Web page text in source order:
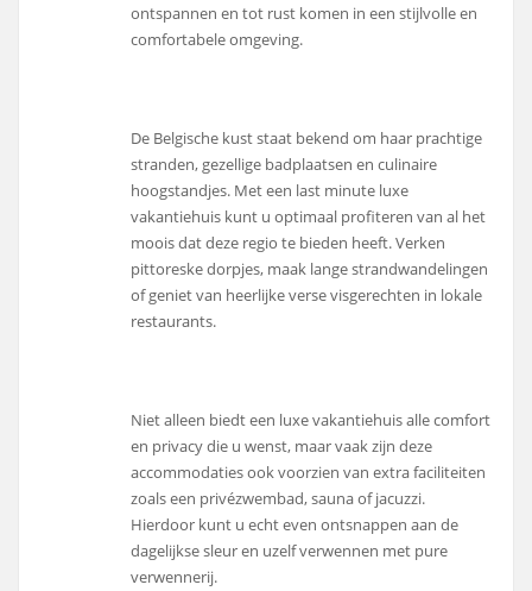
ontspannen en tot rust komen in een stijlvolle en
comfortabele omgeving.
De Belgische kust staat bekend om haar prachtige
stranden, gezellige badplaatsen en culinaire
hoogstandjes. Met een last minute luxe
vakantiehuis kunt u optimaal profiteren van al het
moois dat deze regio te bieden heeft. Verken
pittoreske dorpjes, maak lange strandwandelingen
of geniet van heerlijke verse visgerechten in lokale
restaurants.
Niet alleen biedt een luxe vakantiehuis alle comfort
en privacy die u wenst, maar vaak zijn deze
accommodaties ook voorzien van extra faciliteiten
zoals een privézwembad, sauna of jacuzzi.
Hierdoor kunt u echt even ontsnappen aan de
dagelijkse sleur en uzelf verwennen met pure
verwennerij.